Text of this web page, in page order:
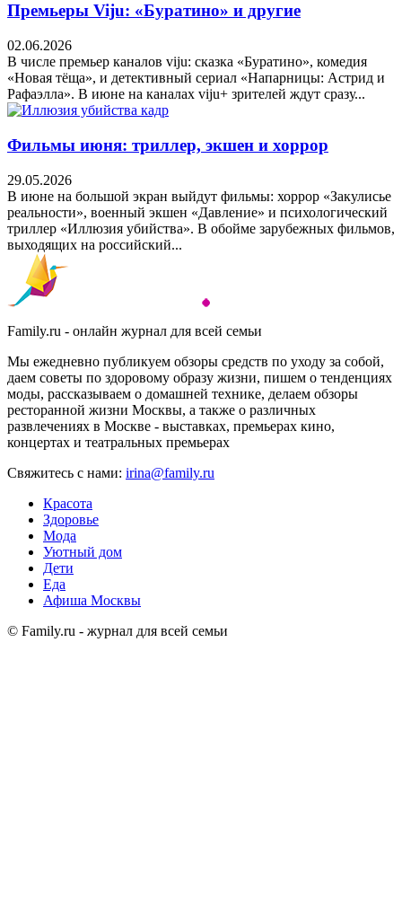
Премьеры Viju: «Буратино» и другие
02.06.2026
В числе премьер каналов viju: сказка «Буратино», комедия
«Новая тёща», и детективный сериал «Напарницы: Астрид и
Рафаэлла». В июне на каналах viju+ зрителей ждут сразу...
Фильмы июня: триллер, экшен и хоррор
29.05.2026
В июне на большой экран выйдут фильмы: хоррор «Закулисье
реальности», военный экшен «Давление» и психологический
триллер «Иллюзия убийства». В обойме зарубежных фильмов,
выходящих на российский...
Family.ru - онлайн журнал для всей семьи
Мы ежедневно публикуем обзоры средств по уходу за собой,
даем советы по здоровому образу жизни, пишем о тенденциях
моды, рассказываем о домашней технике, делаем обзоры
ресторанной жизни Москвы, а также о различных
развлечениях в Москве - выставках, премьерах кино,
концертах и театральных премьерах
Свяжитесь с нами: irina@family.ru
Красота
Здоровье
Мода
Уютный дом
Дети
Еда
Афиша Москвы
© Family.ru - журнал для всей семьи